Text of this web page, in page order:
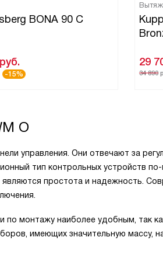
BONA 90 C
руб.
-15%
29
34 890
O
управления. Они отвечают за
тип контрольных устройств
простота и надежность.
по монтажу наиболее удобным, так
имеющих значительную массу,